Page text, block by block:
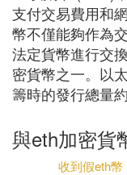
支付交易費用和
幣不僅能夠作為
法定貨幣進行交
密貨幣之一。以
籌時的發行總量
與eth加密貨
收到假eth幣